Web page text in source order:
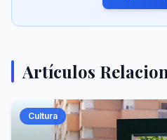
Artículos
Cultura